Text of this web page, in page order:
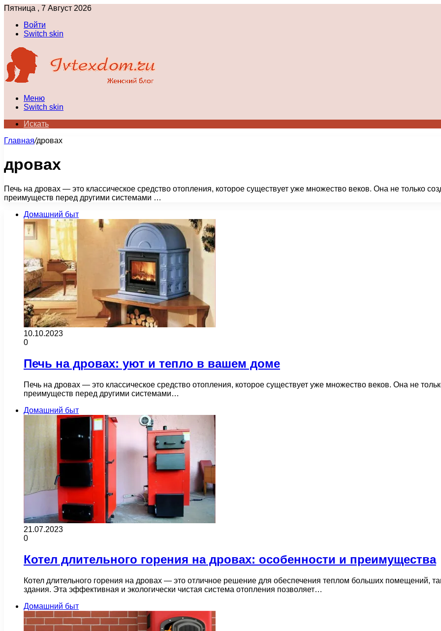
Пятница , 7 Август 2026
Войти
Switch skin
Меню
Switch skin
Искать
Главная/дровах
дровах
Печь на дровах — это классическое средство отопления, которое существует уже множество веков. Она не только
преимуществ перед другими системами …
Домашний быт
10.10.2023
0
Печь на дровах: уют и тепло в вашем доме
Печь на дровах — это классическое средство отопления, которое существует уже множество веков. Она не
преимуществ перед другими системами…
Домашний быт
21.07.2023
0
Котел длительного горения на дровах: особенности и преимущества
Котел длительного горения на дровах — это отличное решение для обеспечения теплом больших помещений,
здания. Эта эффективная и экологически чистая система отопления позволяет…
Домашний быт